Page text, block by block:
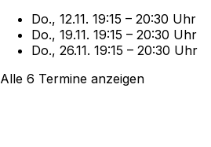
Do., 12.11. 19:15 – 20:30 Uhr
Do., 19.11. 19:15 – 20:30 Uhr
Do., 26.11. 19:15 – 20:30 Uhr
Alle 6 Termine anzeigen